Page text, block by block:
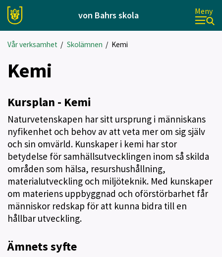
von Bahrs skola Meny
Vår verksamhet / Skolämnen / Kemi
Kemi
Kursplan - Kemi
Naturvetenskapen har sitt ursprung i människans
nyfikenhet och behov av att veta mer om sig själv
och sin omvärld. Kunskaper i kemi har stor
betydelse för samhällsutvecklingen inom så skilda
områden som hälsa, resurshushållning,
materialutveckling och miljöteknik. Med kunskaper
om materiens uppbyggnad och oförstörbarhet får
människor redskap för att kunna bidra till en
hållbar utveckling.
Ämnets syfte